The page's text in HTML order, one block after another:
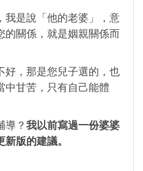
我是說「他的老婆」，意
的關係，就是姻親關係而
好，那是您兒子選的，也
中甘苦，只有自己能體
導？ 我以前寫過一份婆婆
版的建議。